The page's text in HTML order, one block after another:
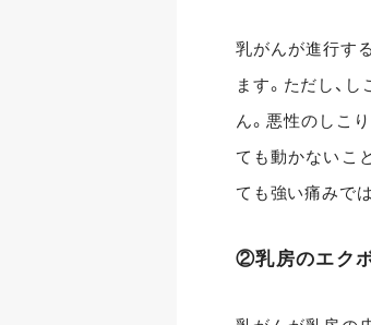
乳がんが進行す
ます。ただし、
ん。悪性のしこ
ても動かないこ
ても強い痛みで
②乳房のエク